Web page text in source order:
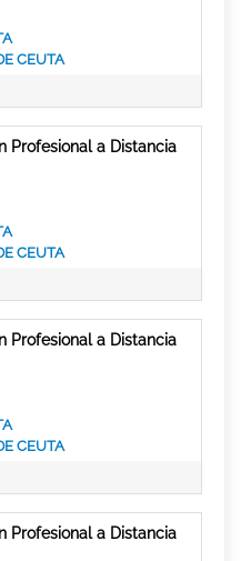
CEUTA
Profesional a Distancia
CEUTA
Profesional a Distancia
CEUTA
Profesional a Distancia